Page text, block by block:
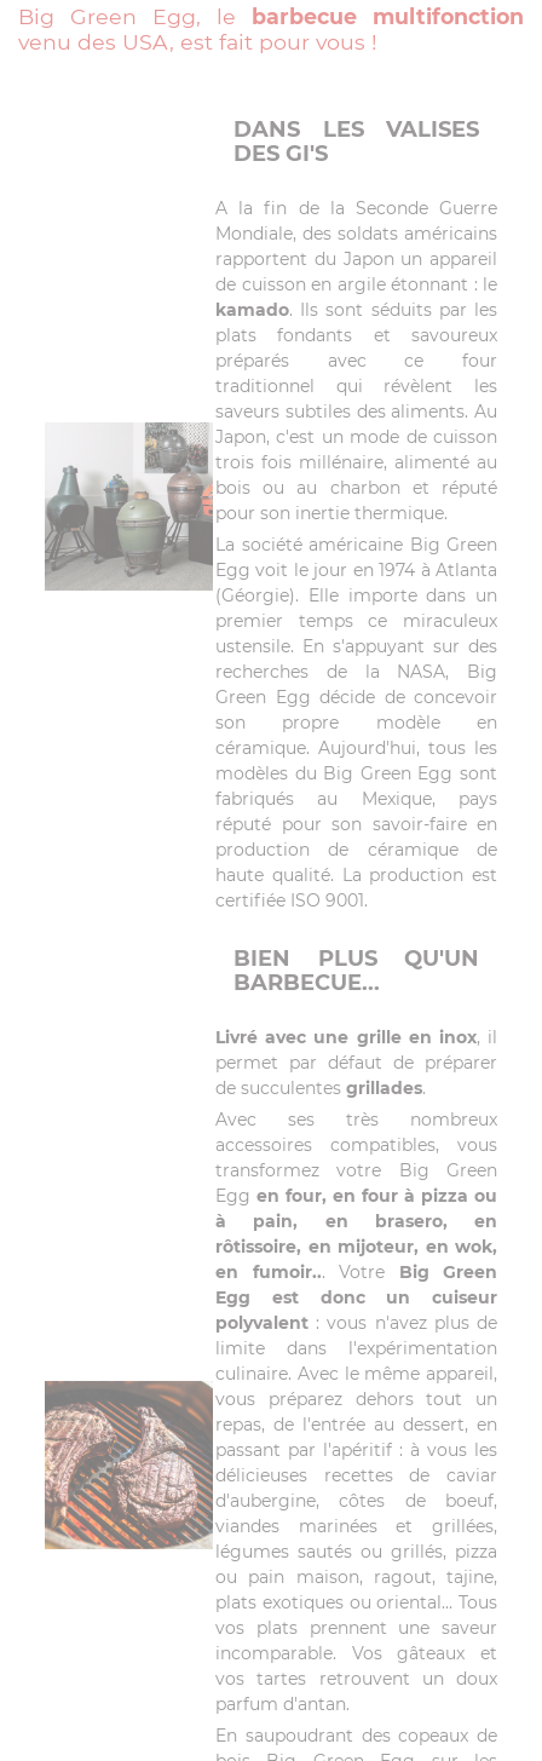
Big Green Egg, le
barbecue multifonction
venu des USA, est fait pour vous !
DANS LES VALISES
DES GI'S
A la fin de la Seconde Guerre
Mondiale, des soldats américains
rapportent du Japon un appareil
de cuisson en argile étonnant : le
kamado. Ils sont séduits par les
plats fondants et savoureux
préparés avec ce four
traditionnel qui révèlent les
saveurs subtiles des aliments. Au
Japon, c'est un mode de cuisson
trois fois millénaire, alimenté au
bois ou au charbon et réputé
pour son inertie thermique.
La société américaine Big Green
Egg voit le jour en 1974 à Atlanta
(Géorgie). Elle importe dans un
premier temps ce miraculeux
ustensile. En s'appuyant sur des
recherches de la NASA, Big
Green Egg décide de concevoir
son propre modèle en
céramique. Aujourd'hui, tous les
modèles du Big Green Egg sont
fabriqués au Mexique, pays
réputé pour son savoir-faire en
production de céramique de
haute qualité. La production est
certifiée ISO 9001.
BIEN PLUS QU'UN
BARBECUE...
Livré avec une grille en inox, il
permet par défaut de préparer
de succulentes grillades.
Avec ses très nombreux
accessoires compatibles, vous
transformez votre Big Green
Egg en four, en four à pizza ou
à pain, en brasero, en
rôtissoire, en mijoteur, en wok,
en fumoir... Votre Big Green
Egg est donc un cuiseur
polyvalent : vous n'avez plus de
limite dans l'expérimentation
culinaire. Avec le même appareil,
vous préparez dehors tout un
repas, de l'entrée au dessert, en
passant par l'apéritif : à vous les
délicieuses recettes de caviar
d'aubergine, côtes de boeuf,
viandes marinées et grillées,
légumes sautés ou grillés, pizza
ou pain maison, ragout, tajine,
plats exotiques ou oriental... Tous
vos plats prennent une saveur
incomparable. Vos gâteaux et
vos tartes retrouvent un doux
parfum d'antan.
En saupoudrant des copeaux de